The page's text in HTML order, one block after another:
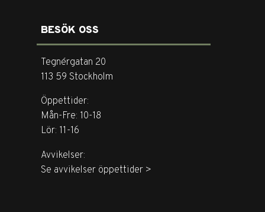
BESÖK OSS
Tegnérgatan 20
113 59 Stockholm
Öppettider:
Mån-Fre: 10-18
Lör: 11-16
Avvikelser:
Se avvikelser öppettider >